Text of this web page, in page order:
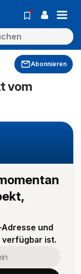
Abonnieren
vom
und
verfügbar ist.